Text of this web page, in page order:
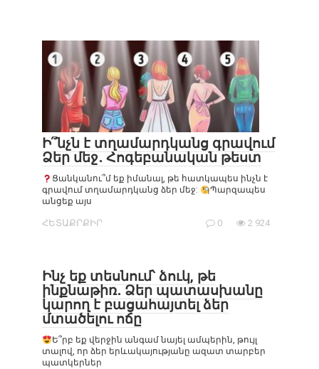
Ի՞նչն է տղամարդկանց գրավում
Ձեր մեջ․ Հոգեբանական թեստ
Ցանկանու՞մ եք իմանալ, թե հատկապես ինչն է
գրավում տղամարդկանց ձեր մեջ:
Պարզապես
անցեք այս
ՀԵՏԱՔՐՔԻՐ 0 2 924
Ինչ եք տեսնում՝ ձուկ, թե
ինքնաթիռ․ Ձեր պատասխանը
կարող է բացահայտել ձեր
մտածելու ոճը
Ե՞րբ եք վերջին անգամ նայել ամպերին, թույլ
տալով, որ ձեր երևակայությանը ազատ տարբեր
պատկերներ